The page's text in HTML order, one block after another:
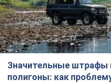
Значительные штрафы
полигоны: как